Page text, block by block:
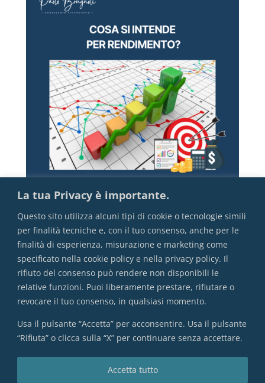
La tua Privacy è importante.
Questo sito utilizza alcuni tipi di cookie o tecnologie simili
per finalità tecniche e, con il tuo consenso, anche per le
finalità di esperienza, misurazione e marketing come
specificato nella cookie policy e nella privacy policy. Il
rifiuto del consenso può rendere non disponibili le
relative funzioni. Puoi liberamente prestare, rifiutare o
revocare il tuo consenso, in qualsiasi momento.
Usa il pulsante “Accetta” per acconsentire. Usa il pulsante
“Rifiuta” o clicca sulla “X” per continuare senza accettare.
Accetta tutto
Il rendimento
VAI ALL'INDICE COMPLETO